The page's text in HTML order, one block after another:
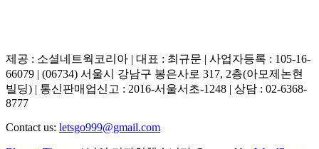
제공 : 소셜네트웍코리아 | 대표 : 최규문 | 사업자등록 : 105-16-
66079 | (06734) 서울시 강남구 봉은사로 317, 2층(아모제논현
빌딩) | 통신판매업신고 : 2016-서울서초-1248 | 상담 : 02-6368-
8777
Contact us: letsgo999@gmail.com